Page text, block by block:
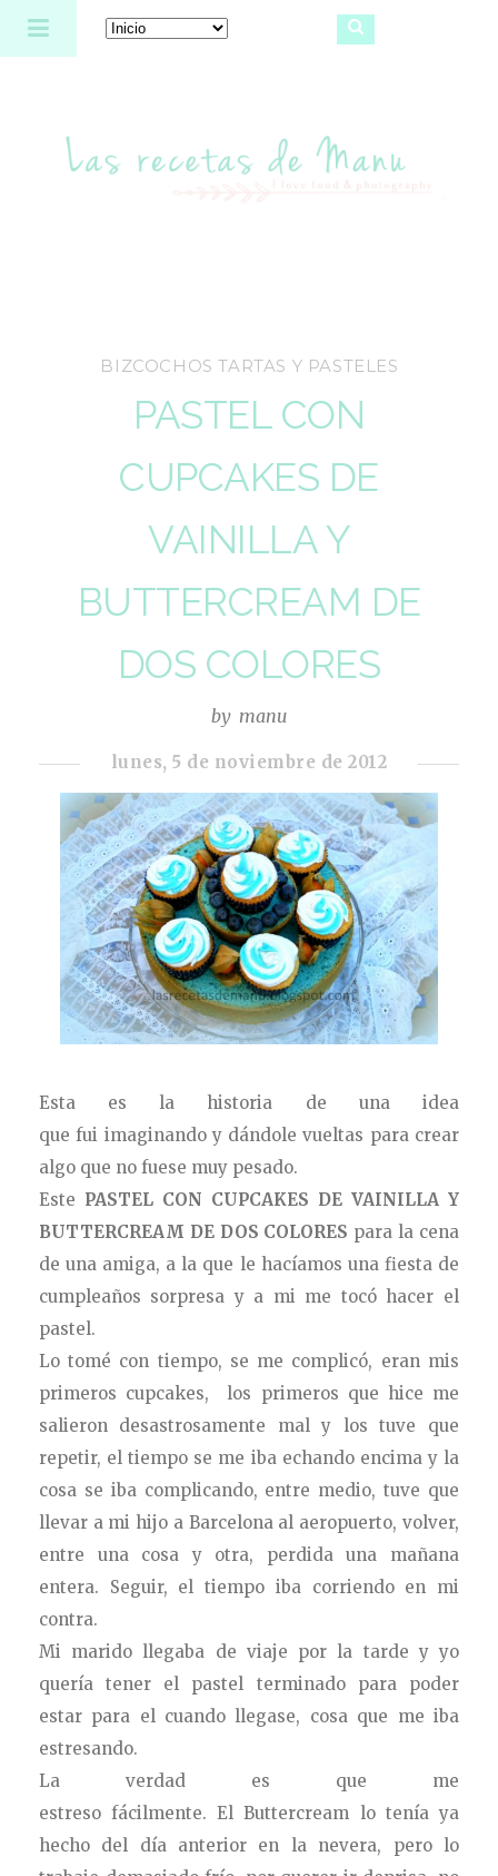
Las recetas de Manu
BIZCOCHOS TARTAS Y PASTELES
PASTEL CON
CUPCAKES DE
VAINILLA Y
BUTTERCREAM DE
DOS COLORES
by manu
lunes, 5 de noviembre de 2012
Esta es la historia de una idea
que fui imaginando y dándole vueltas para crear
algo que no fuese muy pesado.
Este PASTEL CON CUPCAKES DE VAINILLA Y
BUTTERCREAM DE DOS COLORES para la cena
de una amiga, a la que le hacíamos una fiesta de
cumpleaños sorpresa y a mi me tocó hacer el
pastel.
Lo tomé con tiempo, se me complicó, eran mis
primeros cupcakes, los primeros que hice me
salieron desastrosamente mal y los tuve que
repetir, el tiempo se me iba echando encima y la
cosa se iba complicando, entre medio, tuve que
llevar a mi hijo a Barcelona al aeropuerto, volver,
entre una cosa y otra, perdida una mañana
entera. Seguir, el tiempo iba corriendo en mi
contra.
Mi marido llegaba de viaje por la tarde y yo
quería tener el pastel terminado para poder
estar para el cuando llegase, cosa que me iba
estresando.
La verdad es que me
estreso fácilmente. El Buttercream lo tenía ya
hecho del día anterior en la nevera, pero lo